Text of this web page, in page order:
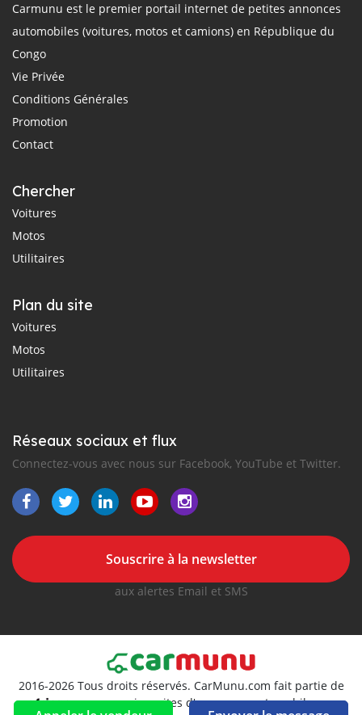
Carmunu est le premier portail internet de petites annonces
automobiles (voitures, motos et camions) en République du
Congo
Vie Privée
Conditions Générales
Promotion
Contact
Chercher
Voitures
Motos
Utilitaires
Plan du site
Voitures
Motos
Utilitaires
Réseaux sociaux et flux
Connectez-vous avec nous sur Facebook, YouTube et Twitter.
Souscrire à la newsletter
aux alertes Email et SMS
2016-2026 Tous droits réservés. CarMunu.com fait partie de
, premiers sites d'annonces automobiles en